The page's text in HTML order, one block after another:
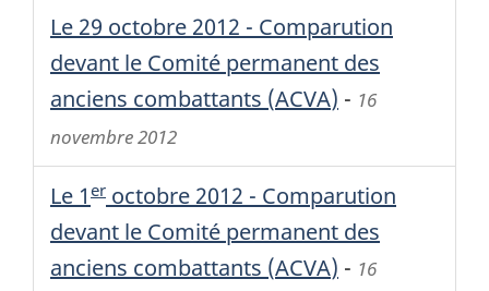
Le 29 octobre 2012 - Comparution
devant le Comité permanent des
anciens combattants (ACVA) - 16
novembre 2012
Le 1 er octobre 2012 - Comparution
devant le Comité permanent des
anciens combattants (ACVA) - 16